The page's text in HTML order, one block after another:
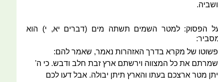
הפסוק: למטר השמים תשתה מים (דברים יא, י) הוא
של מקרא בדרך האזהרות נאמר, שאמר להם:
את כל המצווה וירשתם ארץ זבת חלב ודבש. כי ה'
מטר ארצכם בעתו והארץ תיתן יבולה. אבל דעו לכם